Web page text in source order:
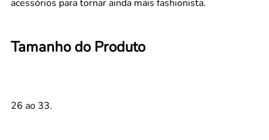
acessórios para tornar ainda mais fashionista.
Tamanho do Produto
26 ao 33.